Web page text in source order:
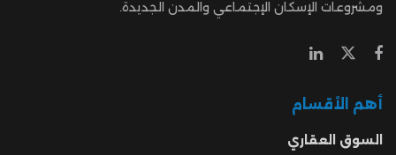
ومشروعات الإسكان الإجتماعي والمدن الجديدة.
أهم الأقسام
السوق العقاري